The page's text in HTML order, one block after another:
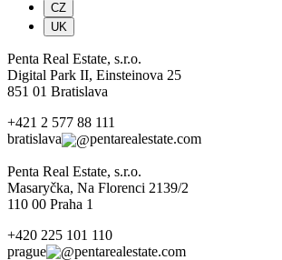
CZ
UK
Penta Real Estate, s.r.o.
Digital Park II, Einsteinova 25
851 01 Bratislava
+421 2 577 88 111
bratislava
pentarealestate.com
Penta Real Estate, s.r.o.
Masaryčka, Na Florenci 2139/2
110 00 Praha 1
+420 225 101 110
prague
pentarealestate.com